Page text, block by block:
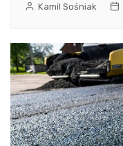
Kamil Sośniak